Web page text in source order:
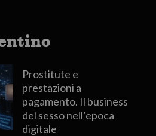
Prostitute e
prestazioni a
pagamento. Il business
del sesso nell’epoca
digitale